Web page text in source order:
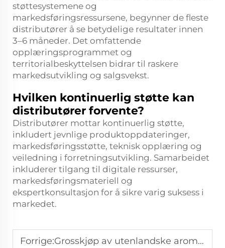
støttesystemene og
markedsføringsressursene, begynner de fleste
distributører å se betydelige resultater innen
3–6 måneder. Det omfattende
opplæringsprogrammet og
territorialbeskyttelsen bidrar til raskere
markedsutvikling og salgsvekst.
Hvilken kontinuerlig støtte kan
distributører forvente?
Distributører mottar kontinuerlig støtte,
inkludert jevnlige produktoppdateringer,
markedsføringsstøtte, teknisk opplæring og
veiledning i forretningsutvikling. Samarbeidet
inkluderer tilgang til digitale ressurser,
markedsføringsmateriell og
ekspertkonsultasjon for å sikre varig suksess i
markedet.
Forrige:Grosskjøp av utenlandske aromaterapioljediffusorer for å skape eksklusive luktepreferanser.